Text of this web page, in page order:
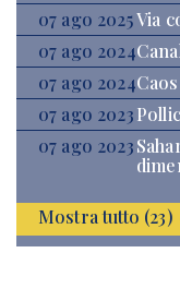
07 ago 2025Via
07 ago 2024
07 ago 2024
07 ago 2023
07 ago 2023
Mostra tutto (23)